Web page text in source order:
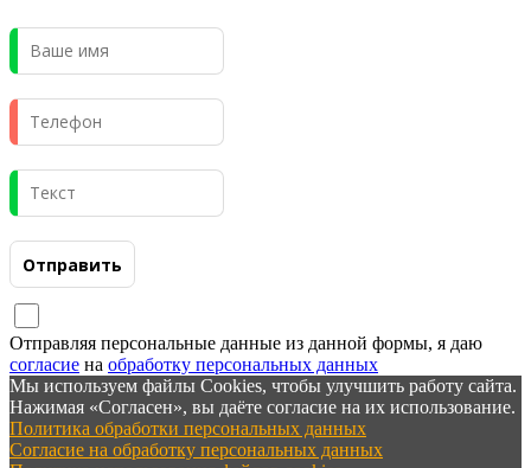
Отправляя персональные данные из данной формы, я даю
согласие на обработку персональных данных
Мы используем файлы Cookies, чтобы улучшить работу сайта.
Нажимая «Согласен», вы даёте согласие на их использование.
Политика обработки персональных данных
Согласие на обработку персональных данных